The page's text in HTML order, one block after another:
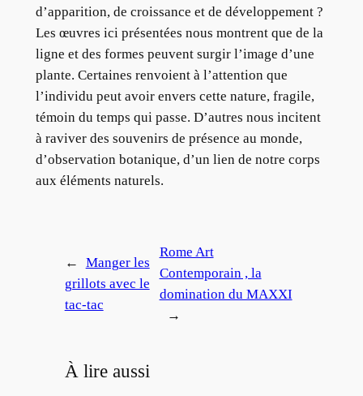
d’apparition, de croissance et de développement ?
Les œuvres ici présentées nous montrent que de la
ligne et des formes peuvent surgir l’image d’une
plante. Certaines renvoient à l’attention que
l’individu peut avoir envers cette nature, fragile,
témoin du temps qui passe. D’autres nous incitent
à raviver des souvenirs de présence au monde,
d’observation botanique, d’un lien de notre corps
aux éléments naturels.
←
Manger les
grillots avec le
tac-tac
Rome Art
Contemporain , la
domination du MAXXI
→
À lire aussi